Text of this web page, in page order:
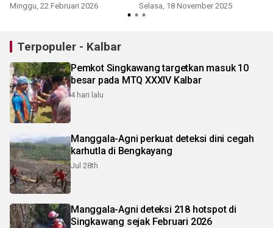
Minggu, 22 Februari 2026 Selasa, 18 November 2025
Terpopuler - Kalbar
Pemkot Singkawang targetkan masuk 10
besar pada MTQ XXXIV Kalbar
4 hari lalu
Manggala-Agni perkuat deteksi dini cegah
karhutla di Bengkayang
Jul 28th
Manggala-Agni deteksi 218 hotspot di
Singkawang sejak Februari 2026